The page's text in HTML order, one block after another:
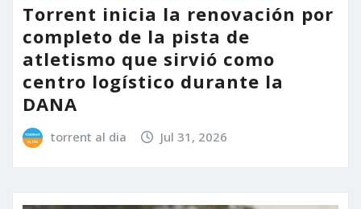
Torrent inicia la renovación por
completo de la pista de
atletismo que sirvió como
centro logístico durante la
DANA
torrent al dia Jul 31, 2026